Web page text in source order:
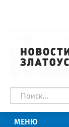
МЕНЮ